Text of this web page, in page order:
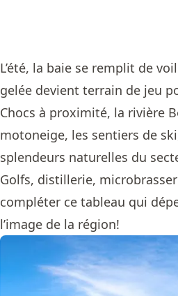
L’été, la baie se remplit de
gelée devient terrain de jeu
Chocs à proximité, la rivière
motoneige, les sentiers de
splendeurs naturelles du
Golfs, distillerie,
compléter ce tableau qui
l’image de la région!